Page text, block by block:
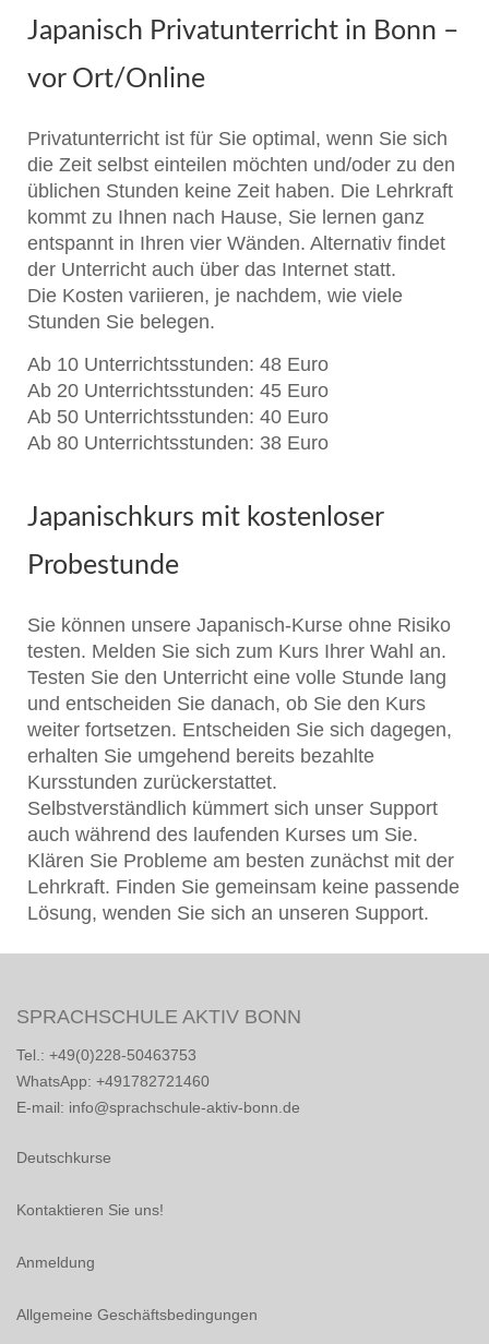
Japanisch Privatunterricht in Bonn –
vor Ort/Online
Privatunterricht ist für Sie optimal, wenn Sie sich
die Zeit selbst einteilen möchten und/oder zu den
üblichen Stunden keine Zeit haben. Die Lehrkraft
kommt zu Ihnen nach Hause, Sie lernen ganz
entspannt in Ihren vier Wänden. Alternativ findet
der Unterricht auch über das Internet statt.
Die Kosten variieren, je nachdem, wie viele
Stunden Sie belegen.
Ab 10 Unterrichtsstunden: 48 Euro
Ab 20 Unterrichtsstunden: 45 Euro
Ab 50 Unterrichtsstunden: 40 Euro
Ab 80 Unterrichtsstunden: 38 Euro
Japanischkurs mit kostenloser
Probestunde
Sie können unsere Japanisch-Kurse ohne Risiko
testen. Melden Sie sich zum Kurs Ihrer Wahl an.
Testen Sie den Unterricht eine volle Stunde lang
und entscheiden Sie danach, ob Sie den Kurs
weiter fortsetzen. Entscheiden Sie sich dagegen,
erhalten Sie umgehend bereits bezahlte
Kursstunden zurückerstattet.
Selbstverständlich kümmert sich unser Support
auch während des laufenden Kurses um Sie.
Klären Sie Probleme am besten zunächst mit der
Lehrkraft. Finden Sie gemeinsam keine passende
Lösung, wenden Sie sich an unseren Support.
SPRACHSCHULE AKTIV BONN
Tel.: +49(0)228-50463753
WhatsApp: +491782721460
E-mail: info@sprachschule-aktiv-bonn.de
Deutschkurse
Kontaktieren Sie uns!
Anmeldung
Allgemeine Geschäftsbedingungen